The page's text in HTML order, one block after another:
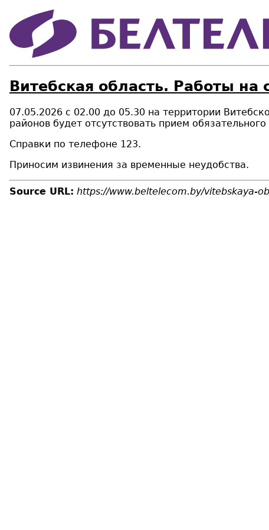
Витебская область. Работы
07.05.2026 с 02.00 до 05.30 на территории
районов будет отсутствовать прием
Справки по телефоне 123.
Приносим извинения за временные неудобства.
Source URL: https://www.beltelecom.by/vitebskaya-